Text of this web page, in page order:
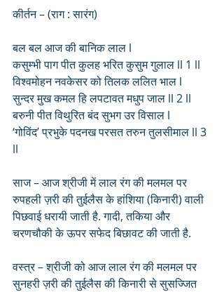
कीर्तन – (राग : सारंग)
बल बल आज की बानिक लाल l
कसुम्भी पाग पीत कुलह भरित कुसुम गुलाल ll 1 ll
विश्वमोहन नवकेसर को तिलक ललित भाल l
सुन्दर मुख कमल हि लपटावत मधुप जाल ll 2 ll
बरुनी पीत विथुरित बंद सुभग उर विसाल l
‘गोविंद’ प्रभुके पदनख परसत तरुन तुलसीमाल ll 3
ll
साज – आज श्रीजी में लाल रंग की मलमल पर
रुपहली ज़री की तुईलैस के हांशिया (किनारी) वाली
पिछवाई धरायी जाती है. गादी, तकिया और
चरणचौकी के ऊपर सफेद बिछावट की जाती है.
वस्त्र – श्रीजी को आज लाल रंग की मलमल पर
सुनहरी ज़री की तुईलैस की किनारी से सुसज्जित